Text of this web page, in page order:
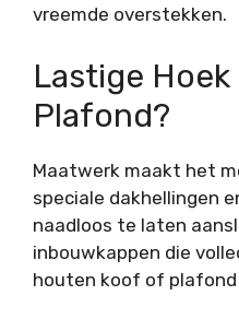
vreemde overstekken.
Lastige
Plafond?
Maatwerk maakt het
speciale dakhellingen
naadloos te laten
inbouwkappen die
houten koof of